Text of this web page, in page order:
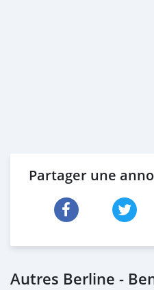
Partager une
Autres Berline -